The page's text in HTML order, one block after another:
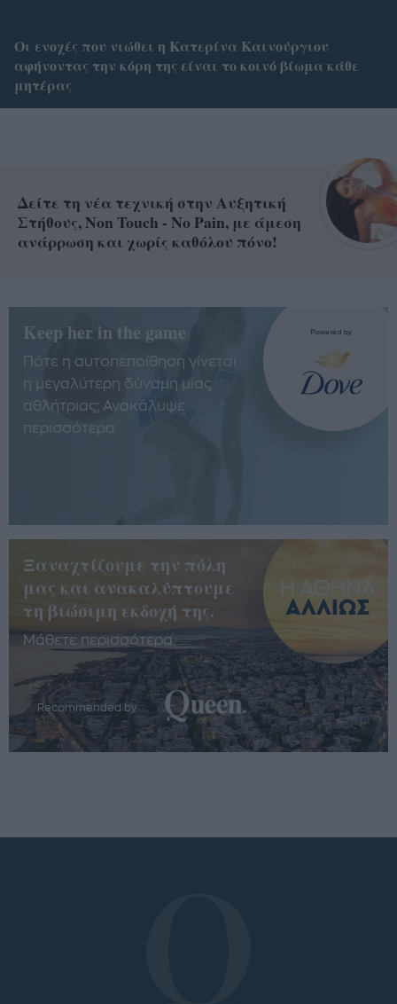
Οι ενοχές που νιώθει η Κατερίνα Καινούργιου
αφήνοντας την κόρη της είναι το κοινό βίωμα κάθε
μητέρας
Δείτε τη νέα τεχνική στην Αυξητική
Στήθους, Non Touch - No Pain, με άμεση
ανάρρωση και χωρίς καθόλου πόνο!
Keep her in the game
Πότε η αυτοπεποίθηση γίνεται
η μεγαλύτερη δύναμη μίας
αθλήτριας; Ανακάλυψε
περισσότερα
Ξαναχτίζουμε την πόλη
μας και ανακαλύπτουμε
τη βιώσιμη εκδοχή της.
Μάθετε περισσότερα
Recommended by